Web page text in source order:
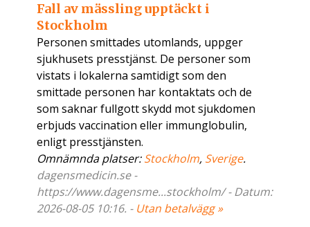
Fall av mässling upptäckt i
Stockholm
Personen smittades utomlands, uppger
sjukhusets presstjänst. De personer som
vistats i lokalerna samtidigt som den
smittade personen har kontaktats och de
som saknar fullgott skydd mot sjukdomen
erbjuds vaccination eller immunglobulin,
enligt presstjänsten.
Omnämnda platser:Stockholm, Sverige.
dagensmedicin.se -
https://www.dagensme...stockholm/ - Datum:
2026-08-05 10:16. - Utan betalvägg »